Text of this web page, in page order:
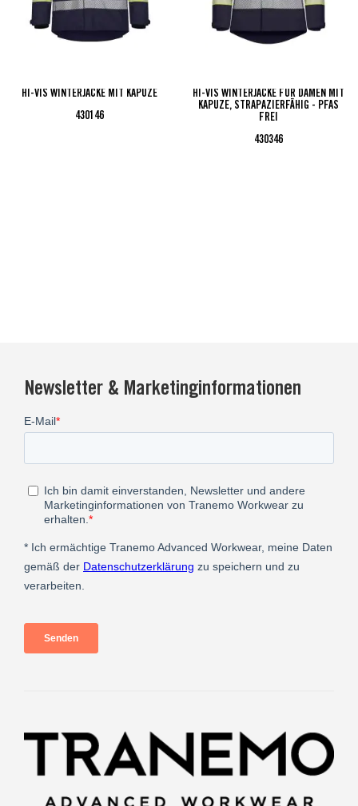
HI-VIS WINTERJACKE MIT KAPUZE
430146
HI-VIS WINTERJACKE FÜR DAMEN MIT
KAPUZE, STRAPAZIERFÄHIG - PFAS
FREI
430346
Newsletter & Marketinginformationen